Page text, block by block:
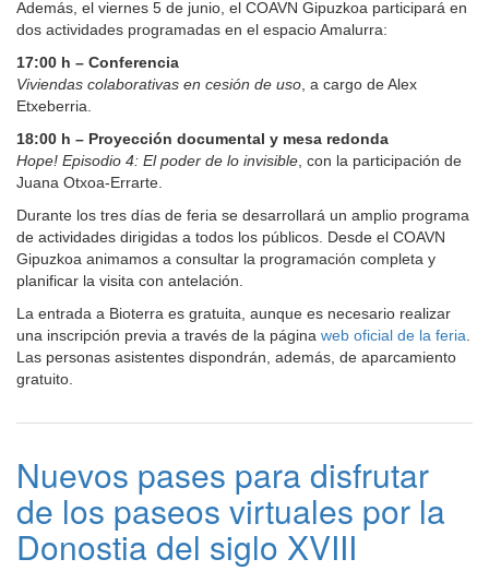
Además, el viernes 5 de junio, el COAVN Gipuzkoa participará en
dos actividades programadas en el espacio Amalurra:
17:00 h – Conferencia
Viviendas colaborativas en cesión de uso , a cargo de Alex
Etxeberria.
18:00 h – Proyección documental y mesa redonda
Hope! Episodio 4: El poder de lo invisible , con la participación de
Juana Otxoa-Errarte.
Durante los tres días de feria se desarrollará un amplio programa
de actividades dirigidas a todos los públicos. Desde el COAVN
Gipuzkoa animamos a consultar la programación completa y
planificar la visita con antelación.
La entrada a Bioterra es gratuita, aunque es necesario realizar
una inscripción previa a través de la página web oficial de la feria
Las personas asistentes dispondrán, además, de aparcamiento
gratuito.
Nuevos pases para disfrutar
de los paseos virtuales por la
Donostia del siglo XVIII